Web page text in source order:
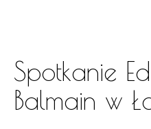
Spotkanie
Balmain w